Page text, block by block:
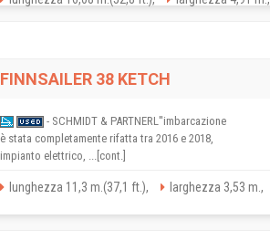
FINNSAILER 38 KETCH
- SCHMIDT & PARTNERL''imbarcazione
è stata completamente rifatta tra 2016 e 2018,
impianto elettrico, ...[cont.]
lunghezza 11,3 m.(37,1 ft.), larghezza 3,53 m.,